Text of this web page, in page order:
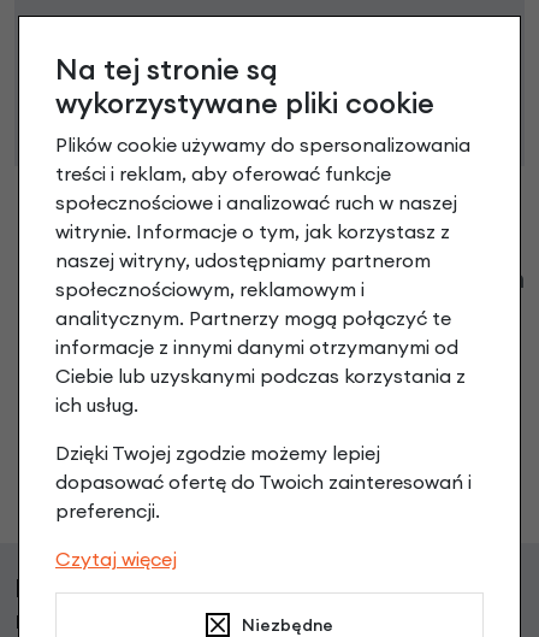
66 Kodeksu Cywilnego. Ostateczna decyzja o warunkach
i przyznaniu kredytu zostanie podjęta po ocenie
zdolności kredytowej.
Klienci zadali następujące pytania o ten
produkt
Nikt wcześniej niemiał pytań do tego produktu? A Ty o
co chcesz zapytać?
Zadaj pytanie
Klienci, którzy kupili ten produkt wybrali
również
Na tej stronie są
wykorzystywane pliki cookie
Plików cookie używamy do spersonalizowania
treści i reklam, aby oferować funkcje
społecznościowe i analizować ruch w naszej
witrynie. Informacje o tym, jak korzystasz z
naszej witryny, udostępniamy partnerom
społecznościowym, reklamowym i
analitycznym. Partnerzy mogą połączyć te
informacje z innymi danymi otrzymanymi od
Ciebie lub uzyskanymi podczas korzystania z
ich usług.
Dzięki Twojej zgodzie możemy lepiej
dopasować ofertę do Twoich zainteresowań i
preferencji.
Czytaj więcej
Niezbędne